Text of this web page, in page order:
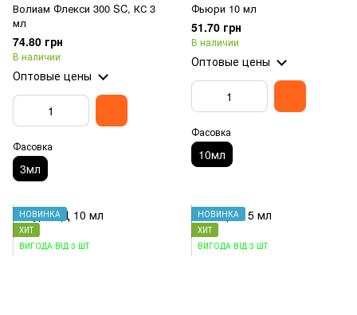
Волиам Флекси 300 SC, КС 3
мл
74.80 грн
В наличии
Оптовые цены
Фасовка
3мл
Фьюри 10 мл
51.70 грн
В наличии
Оптовые цены
Фасовка
10мл
НОВИНКА
ХИТ
ВИГОДА ВІД 3 ШТ
НОВИНКА
ХИТ
ВИГОДА ВІД 3 ШТ